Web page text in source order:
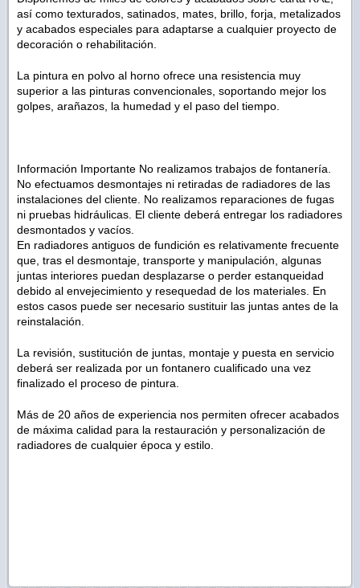
así como texturados, satinados, mates, brillo, forja, metalizados
y acabados especiales para adaptarse a cualquier proyecto de
decoración o rehabilitación.
La pintura en polvo al horno ofrece una resistencia muy
superior a las pinturas convencionales, soportando mejor los
golpes, arañazos, la humedad y el paso del tiempo.
Información Importante No realizamos trabajos de fontanería.
No efectuamos desmontajes ni retiradas de radiadores de las
instalaciones del cliente. No realizamos reparaciones de fugas
ni pruebas hidráulicas. El cliente deberá entregar los radiadores
desmontados y vacíos.
En radiadores antiguos de fundición es relativamente frecuente
que, tras el desmontaje, transporte y manipulación, algunas
juntas interiores puedan desplazarse o perder estanqueidad
debido al envejecimiento y resequedad de los materiales. En
estos casos puede ser necesario sustituir las juntas antes de la
reinstalación.
La revisión, sustitución de juntas, montaje y puesta en servicio
deberá ser realizada por un fontanero cualificado una vez
finalizado el proceso de pintura.
Más de 20 años de experiencia nos permiten ofrecer acabados
de máxima calidad para la restauración y personalización de
radiadores de cualquier época y estilo.